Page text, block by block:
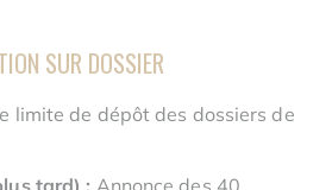
SUR DOSSIER
limite de dépôt des dossiers de
tard) : Annonce des 40